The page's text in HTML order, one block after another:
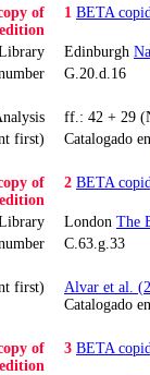
of
edition
1 BETA
Edinburgh
G.20.d.16
ff.: 42 + 29
first)
Catalogado
of
edition
2 BETA
London The
C.63.g.33
first)
Alvar et al.
Catalogado
of
edition
3 BETA